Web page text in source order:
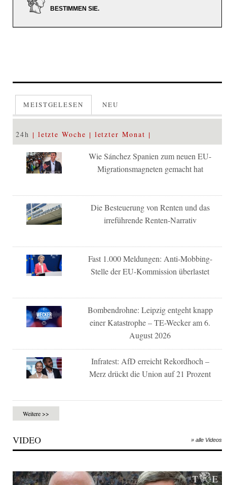
BESTIMMEN SIE.
MEISTGELESEN NEU
24h letzte Woche letzter Monat
Wie Sánchez Spanien zum neuen EU-
Migrationsmagneten gemacht hat
Die Besteuerung von Renten und das
irreführende Renten-Narrativ
Fast 1.000 Meldungen: Anti-Mobbing-
Stelle der EU-Kommission überlastet
Bombendrohne: Leipzig entgeht knapp
einer Katastrophe – TE-Wecker am 6.
August 2026
Infratest: AfD erreicht Rekordhoch –
Merz drückt die Union auf 21 Prozent
Weitere >>
VIDEO » alle Videos